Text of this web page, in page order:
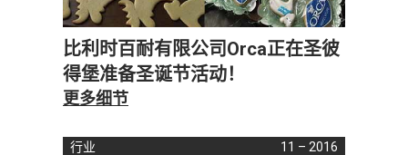
比利时百耐有限公司Orca正在圣彼
得堡准备圣诞节活动！
更多细节
行业 11 – 2016